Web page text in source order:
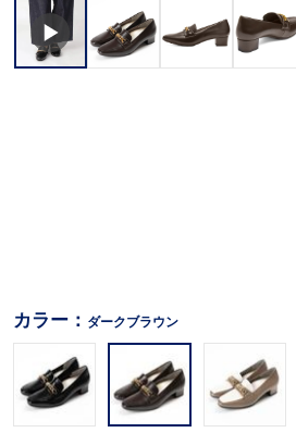
カラー： ダークブラウン